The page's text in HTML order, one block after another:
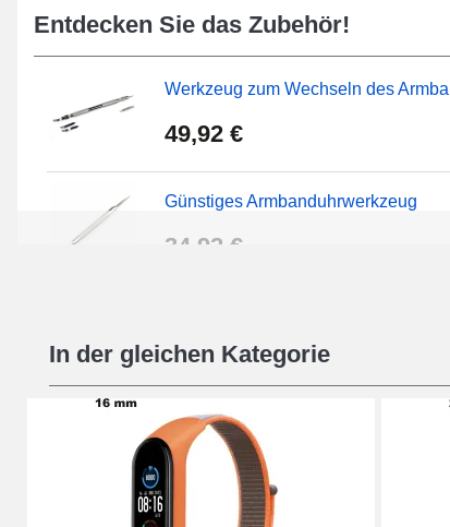
Entdecken Sie das Zubehör!
Werkzeug zum Wechseln des
49,92 €
Günstiges Armbanduhrwerkzeug
34,92 €
16,90 €
Digitale Schiebefüße
9,90 €
In der gleichen Kategorie